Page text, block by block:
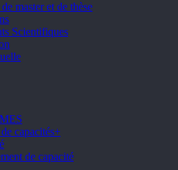
master et de thèse
Scientifiques
capacités+
de capacité